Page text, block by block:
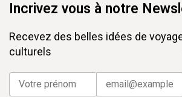
Incrivez vous à notre
Recevez des belles idées de
culturels